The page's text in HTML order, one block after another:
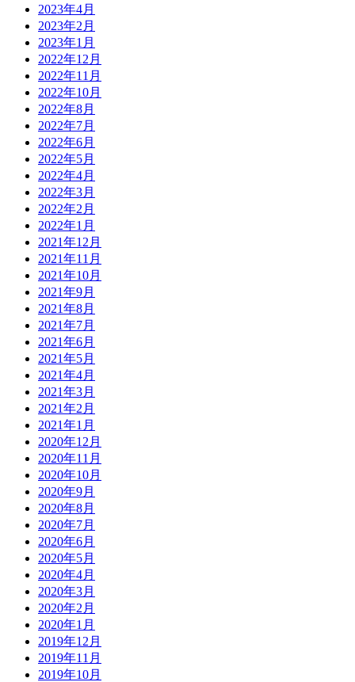
2023年4月
2023年2月
2023年1月
2022年12月
2022年11月
2022年10月
2022年8月
2022年7月
2022年6月
2022年5月
2022年4月
2022年3月
2022年2月
2022年1月
2021年12月
2021年11月
2021年10月
2021年9月
2021年8月
2021年7月
2021年6月
2021年5月
2021年4月
2021年3月
2021年2月
2021年1月
2020年12月
2020年11月
2020年10月
2020年9月
2020年8月
2020年7月
2020年6月
2020年5月
2020年4月
2020年3月
2020年2月
2020年1月
2019年12月
2019年11月
2019年10月